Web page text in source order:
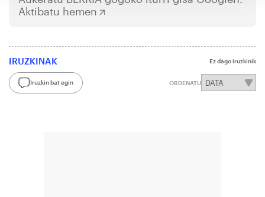
Aktibatu hemen
IRUZKINAK Ez dago iruzkinik
Iruzkin bat egin ORDENATU